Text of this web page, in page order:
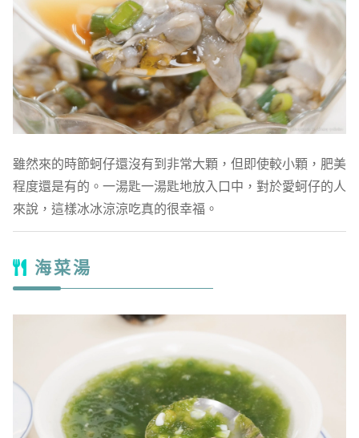
雖然來的時節蚵仔還沒有到非常大顆，但即使較小顆，肥美
程度還是有的。一湯匙一湯匙地放入口中，對於愛蚵仔的人
來說，這樣冰冰涼涼吃真的很幸福。
海菜湯